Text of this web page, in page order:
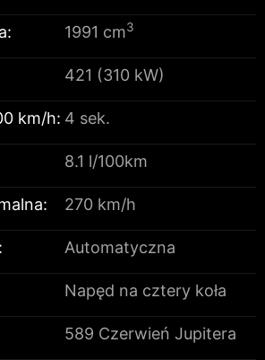
1991 cm3
421 (310 kW)
km/h: 4 sek.
8.1 l/100km
270 km/h
Automatyczna
Napęd na cztery koła
589 Czerwień Jupitera